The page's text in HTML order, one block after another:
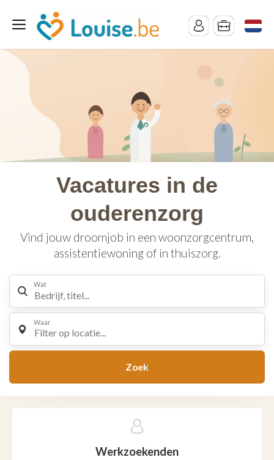
Vacatures in de
ouderenzorg
Vind jouw droomjob in een woonzorgcentrum,
assistentiewoning of in thuiszorg.
Wat
Waar
Filter op locatie...
Zoek
Werkzoekenden